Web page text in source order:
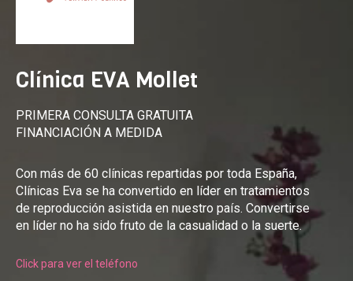
Clínica EVA Mollet
PRIMERA CONSULTA GRATUITA
FINANCIACIÓN A MEDIDA
Con más de 60 clínicas repartidas por toda España,
Clínicas Eva se ha convertido en líder en tratamientos
de reproducción asistida en nuestro país. Convertirse
en líder no ha sido fruto de la casualidad o la suerte.
Click para ver el teléfono